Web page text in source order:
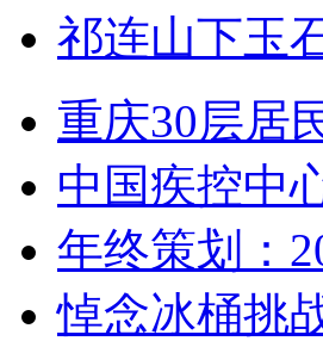
祁连山下玉
重庆30层
中国疾控中
年终策划：
悼念冰桶挑